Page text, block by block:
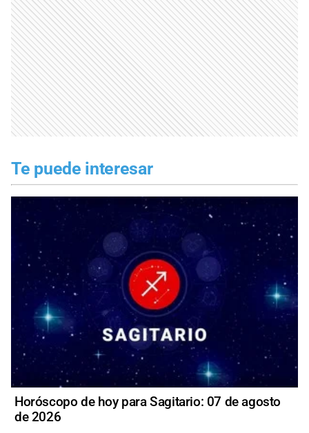
Te puede interesar
Horóscopo de hoy para Sagitario: 07 de agosto
de 2026